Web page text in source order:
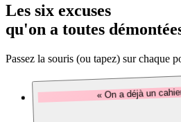
Les six excuses
qu'on a toutes
Passez la souris (ou tapez) sur chaque
« On a déjà un